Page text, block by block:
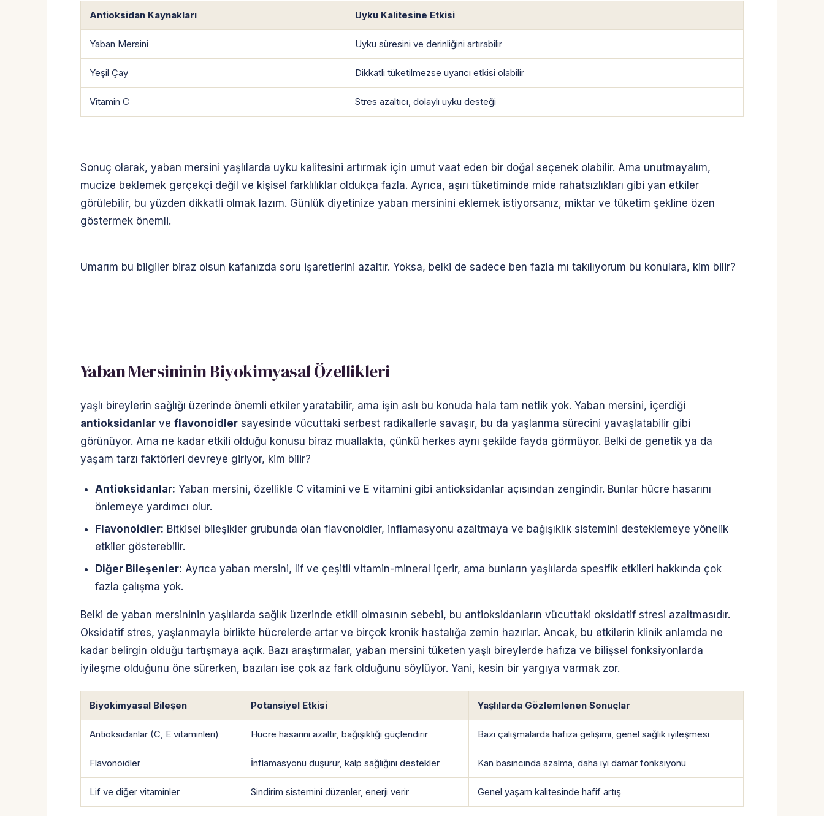
Antioksidan Kaynakları Uyku Kalitesine Etkisi
Yaban Mersini Uyku süresini ve derinliğini artırabilir
Yeşil Çay Dikkatli tüketilmezse uyarıcı etkisi olabilir
Vitamin C Stres azaltıcı, dolaylı uyku desteği
Sonuç olarak, yaban mersini yaşlılarda uyku kalitesini artırmak için umut vaat eden bir doğal seçenek olabilir. Ama unutmayalım,
mucize beklemek gerçekçi değil ve kişisel farklılıklar oldukça fazla. Ayrıca, aşırı tüketiminde mide rahatsızlıkları gibi yan etkiler
görülebilir, bu yüzden dikkatli olmak lazım. Günlük diyetinize yaban mersinini eklemek istiyorsanız, miktar ve tüketim şekline özen
göstermek önemli.
Umarım bu bilgiler biraz olsun kafanızda soru işaretlerini azaltır. Yoksa, belki de sadece ben fazla mı takılıyorum bu konulara, kim bilir?
Yaban Mersininin Biyokimyasal Özellikleri
yaşlı bireylerin sağlığı üzerinde önemli etkiler yaratabilir, ama işin aslı bu konuda hala tam netlik yok. Yaban mersini, içerdiği
antioksidanlarve flavonoidlersayesinde vücuttaki serbest radikallerle savaşır, bu da yaşlanma sürecini yavaşlatabilir gibi
görünüyor. Ama ne kadar etkili olduğu konusu biraz muallakta, çünkü herkes aynı şekilde fayda görmüyor. Belki de genetik ya da
yaşam tarzı faktörleri devreye giriyor, kim bilir?
Antioksidanlar: Yaban mersini, özellikle C vitamini ve E vitamini gibi antioksidanlar açısından zengindir. Bunlar hücre hasarını
önlemeye yardımcı olur.
Flavonoidler: Bitkisel bileşikler grubunda olan flavonoidler, inflamasyonu azaltmaya ve bağışıklık sistemini desteklemeye yönelik
etkiler gösterebilir.
Diğer Bileşenler: Ayrıca yaban mersini, lif ve çeşitli vitamin-mineral içerir, ama bunların yaşlılarda spesifik etkileri hakkında çok
fazla çalışma yok.
Belki de yaban mersininin yaşlılarda sağlık üzerinde etkili olmasının sebebi, bu antioksidanların vücuttaki oksidatif stresi azaltmasıdır.
Oksidatif stres, yaşlanmayla birlikte hücrelerde artar ve birçok kronik hastalığa zemin hazırlar. Ancak, bu etkilerin klinik anlamda ne
kadar belirgin olduğu tartışmaya açık. Bazı araştırmalar, yaban mersini tüketen yaşlı bireylerde hafıza ve bilişsel fonksiyonlarda
iyileşme olduğunu öne sürerken, bazıları ise çok az fark olduğunu söylüyor. Yani, kesin bir yargıya varmak zor.
Biyokimyasal Bileşen Potansiyel Etkisi Yaşlılarda Gözlemlenen Sonuçlar
Antioksidanlar (C, E vitaminleri) Hücre hasarını azaltır, bağışıklığı güçlendirir Bazı çalışmalarda hafıza gelişimi, genel sağlık iyileşmesi
Flavonoidler İnflamasyonu düşürür, kalp sağlığını destekler Kan basıncında azalma, daha iyi damar fonksiyonu
Lif ve diğer vitaminler Sindirim sistemini düzenler, enerji verir Genel yaşam kalitesinde hafif artış